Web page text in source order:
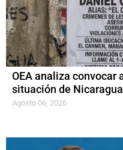
OEA analiza convocar
situación de Nicaragua
Agosto 06, 2026